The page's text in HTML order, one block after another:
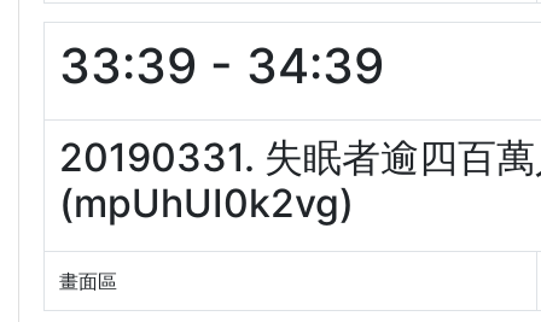
33:39 - 34:39
20190331. 失眠者逾四百
(mpUhUI0k2vg)
畫面區